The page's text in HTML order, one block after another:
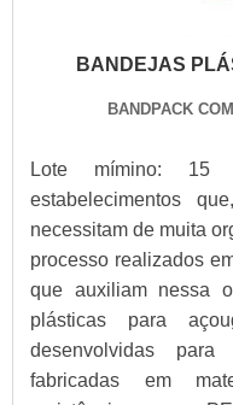
BANDEJAS
BANDPACK
Lote mímino: 15
estabelecimentos
necessitam de muita
processo realizados
que auxiliam nessa
plásticas para
desenvolvidas
fabricadas em